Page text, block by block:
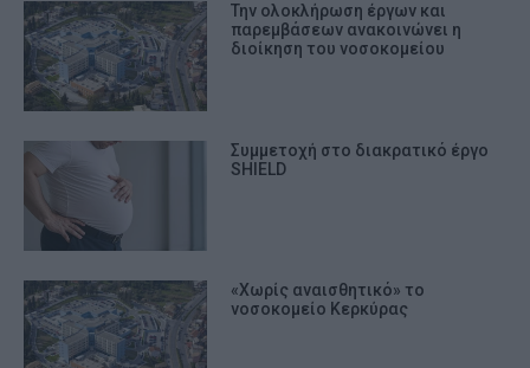
Την ολοκλήρωση έργων και
παρεμβάσεων ανακοινώνει η
διοίκηση του νοσοκομείου
Συμμετοχή στο διακρατικό έργο
SHIELD
«Χωρίς αναισθητικό» το
νοσοκομείο Κερκύρας